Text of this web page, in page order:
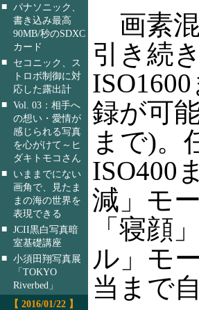
■ パナソニック、
書き込み最高
90MB/秒のSDXC
カード
■
セコニック、ス
トロボ制御に対
応した露出計
■ Vol. 03：相手へ
の想い・愛情が
感じられる写真
を心がけて～ヒ
ダキトモコさん
■
いままでにない
画角で、見たま
まの海の世界を
表現できる
■ JCII黒白写真暗
室基礎講座
■ 小須田翔写真展
「TOKYO
Riverbed」
【 2016/01/22 】
画素
引き続
録が可
まで)。
ISO400
減」モ
「寝顔
ル」モ
当まで